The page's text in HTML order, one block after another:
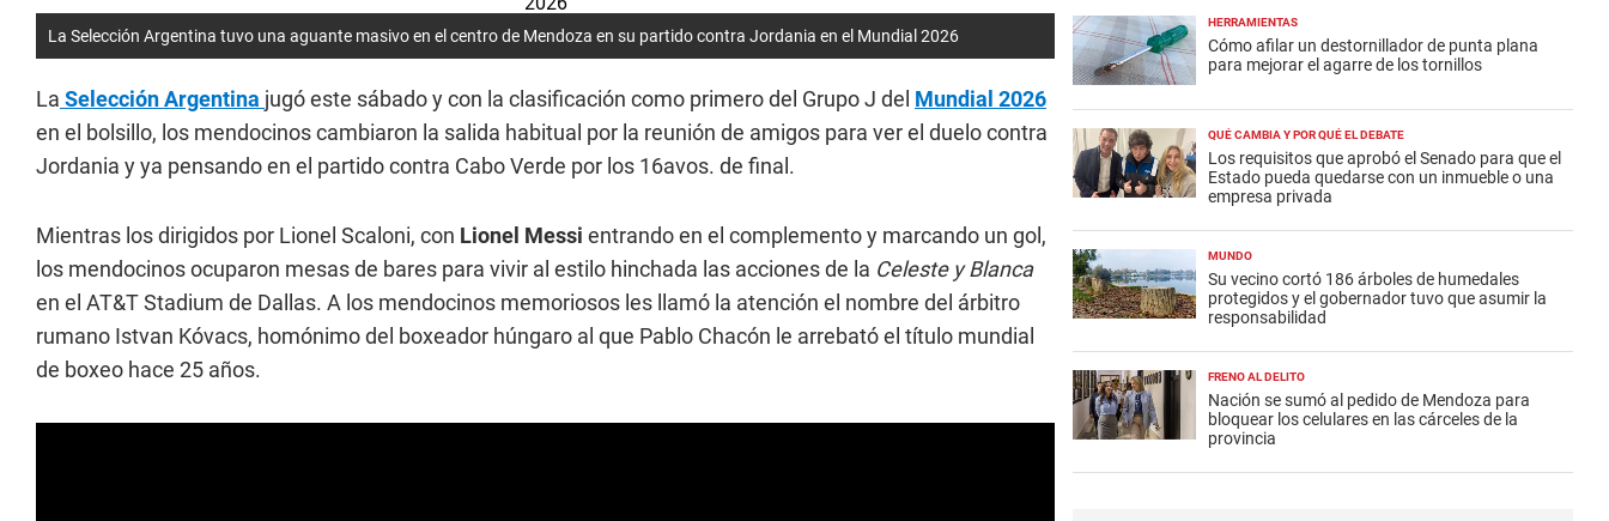
La Selección Argentina tuvo una aguante masivo en el centro de Mendoza en su partido contra Jordania en el Mundial 2026
La Selección Argentina jugó este sábado y con la clasificación como primero del Grupo J del Mundial 2026
en el bolsillo, los mendocinos cambiaron la salida habitual por la reunión de amigos para ver el duelo contra
Jordania y ya pensando en el partido contra Cabo Verde por los 16avos. de final.
Mientras los dirigidos por Lionel Scaloni, con Lionel Messi entrando en el complemento y marcando un gol,
los mendocinos ocuparon mesas de bares para vivir al estilo hinchada las acciones de la Celeste y Blanca
en el AT&T Stadium de Dallas. A los mendocinos memoriosos les llamó la atención el nombre del árbitro
rumano Istvan Kóvacs, homónimo del boxeador húngaro al que Pablo Chacón le arrebató el título mundial
de boxeo hace 25 años.
HERRAMIENTAS
Cómo afilar un destornillador de punta plana
para mejorar el agarre de los tornillos
QUÉ CAMBIA Y POR QUÉ EL DEBATE
Los requisitos que aprobó el Senado para que el
Estado pueda quedarse con un inmueble o una
empresa privada
MUNDO
Su vecino cortó 186 árboles de humedales
protegidos y el gobernador tuvo que asumir la
responsabilidad
FRENO AL DELITO
Nación se sumó al pedido de Mendoza para
bloquear los celulares en las cárceles de la
provincia